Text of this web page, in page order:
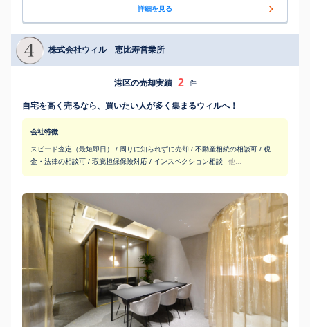
詳細を見る
株式会社ウィル 恵比寿営業所
港区の売却実績 2 件
自宅を高く売るなら、買いたい人が多く集まるウィルへ！
会社特徴
スピード査定（最短即日） / 周りに知られずに売却 / 不動産相続の相談可 / 税
金・法律の相談可 / 瑕疵担保保険対応 / インスペクション相談
他...